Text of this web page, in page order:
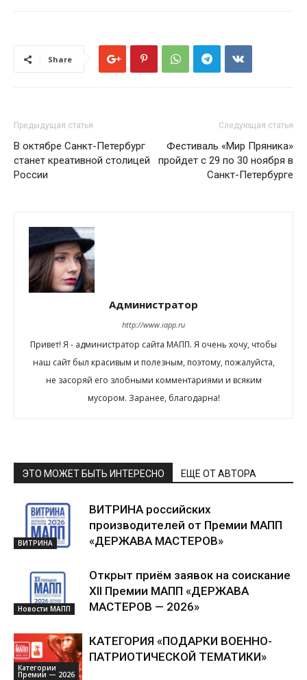
Share
Предыдущая статья
В октябре Санкт-Петербург
станет креативной столицей
России
Следующая статья
Фестиваль «Мир Пряника»
пройдет с 29 по 30 ноября в
Санкт-Петербурге
Администратор
http://www.iapp.ru
Привет! Я - администратор сайта МАПП. Я очень хочу, чтобы
наш сайт был красивым и полезным, поэтому, пожалуйста,
не засоряй его злобными комментариями и всяким
мусором. Заранее, благодарна!
ЭТО МОЖЕТ БЫТЬ ИНТЕРЕСНО ЕЩЕ ОТ АВТОРА
ВИТРИНА
ВИТРИНА российских
производителей от Премии МАПП
«ДЕРЖАВА МАСТЕРОВ»
Новости МАПП
Открыт приём заявок на соискание
XII Премии МАПП «ДЕРЖАВА
МАСТЕРОВ — 2026»
Категории
Премии — 2026
КАТЕГОРИЯ «ПОДАРКИ ВОЕННО-
ПАТРИОТИЧЕСКОЙ ТЕМАТИКИ»